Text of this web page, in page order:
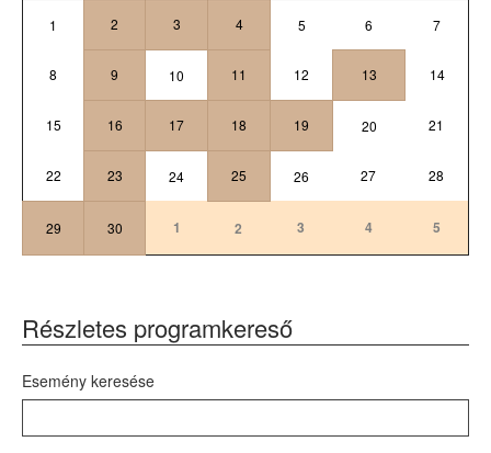
1 2 3 4 5 6 7
8 9 10 11 12 13 14
15 16 17 18 19 20 21
22 23 24 25 26 27 28
29 30 1 2 3 4 5
Részletes programkereső
Esemény keresése